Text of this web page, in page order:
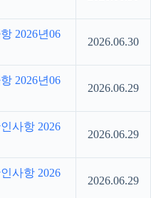
2026년06
2026.06.30
2026년06
2026.06.29
사항 2026
2026.06.29
사항 2026
2026.06.29